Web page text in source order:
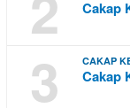
Cakap
3 CAKAP
Cakap